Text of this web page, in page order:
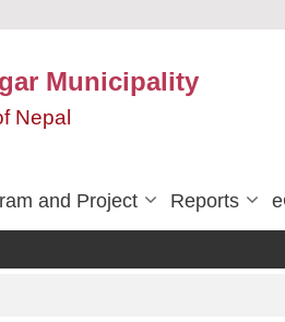
Municipality
Nepal
and Project Reports